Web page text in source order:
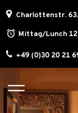
Charlottenstr.
Mittag/Lunch
+49 (0)30 20 21